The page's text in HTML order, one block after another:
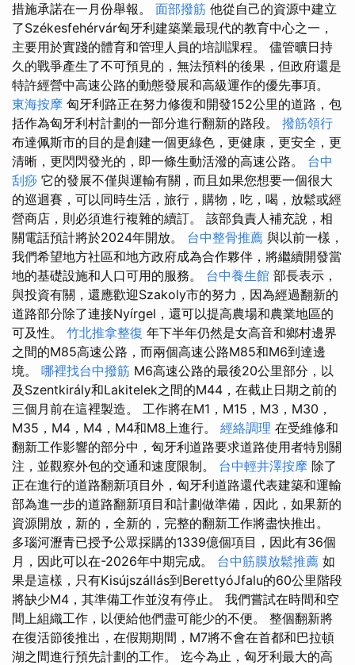
措施承諾在一月份舉報。 面部撥筋 他從自己的資源中建立
了Székesfehérvár匈牙利建築業最現代的教育中心之一，
主要用於實踐的體育和管理人員的培訓課程。 儘管曠日持
久的戰爭產生了不可預見的，無法預料的後果，但政府還是
特許經營中高速公路的動態發展和高級運作的優先事項。
東海按摩 匈牙利路正在努力修復和開發152公里的道路，包
括作為匈牙利村計劃的一部分進行翻新的路段。 撥筋領行
布達佩斯市的目的是創建一個更綠色，更健康，更安全，更
清晰，更閃閃發光的，即一條生動活潑的高速公路。 台中
刮痧 它的發展不僅與運輸有關，而且如果您想要一個很大
的巡迴賽，可以同時生活，旅行，購物，吃，喝，放鬆或經
營商店，則必須進行複雜的續訂。 該部負責人補充說，相
關電話預計將於2024年開放。 台中整骨推薦 與以前一樣，
我們希望地方社區和地方政府成為合作夥伴，將繼續開發當
地的基礎設施和人口可用的服務。 台中養生館 部長表示，
與投資有關，還應歡迎Szakoly市的努力，因為經過翻新的
道路部分除了連接Nyírgel，還可以提高農場和農業地區的
可及性。 竹北推拿整復 年下半年仍然是女高音和鄉村邊界
之間的M85高速公路，而兩個高速公路M85和M6到達邊
境。 哪裡找台中撥筋 M6高速公路的最後20公里部分，以
及Szentkirály和Lakitelek之間的M44，在截止日期之前的
三個月前在這裡製造。 工作將在M1，M15，M3，M30，
M35，M4，M4，M4和M8上進行。 經絡調理 在受維修和
翻新工作影響的部分中，匈牙利道路要求道路使用者特別關
注，並觀察外包的交通和速度限制。 台中輕井澤按摩 除了
正在進行的道路翻新項目外，匈牙利道路還代表建築和運輸
部為進一步的道路翻新項目和計劃做準備，因此，如果新的
資源開放，新的，全新的，完整的翻新工作將盡快推出。
多瑙河瀝青已授予公眾採購的1339億個項目，因此有36個
月，因此可以在-2026年中期完成。 台中筋膜放鬆推薦 如
果是這樣，只有Kisújszállás到BerettyóJfalu的60公里階段
將缺少M4，其準備工作並沒有停止。 我們嘗試在時間和空
間上組織工作，以便給他們盡可能少的不便。 整個翻新將
在復活節後推出，在假期期間，M7將不會在首都和巴拉頓
湖之間進行預先計劃的工作。 迄今為止，匈牙利最大的高